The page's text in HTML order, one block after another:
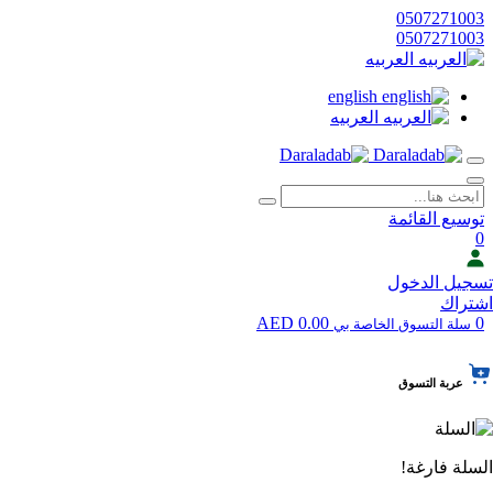
0507271003
0507271003
العربيه
english
العربيه
توسيع القائمة
0
تسجيل الدخول
اشتراك
0 سلة التسوق الخاصة بي
عربة التسوق
السلة فارغة!